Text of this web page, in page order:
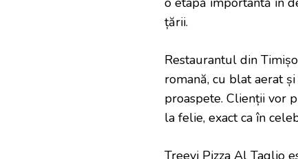
țării.
Restaurantul din
romană, cu blat aerat
proaspete. Clienții vor
la felie, exact ca în
Treevi Pizza Al Taglio